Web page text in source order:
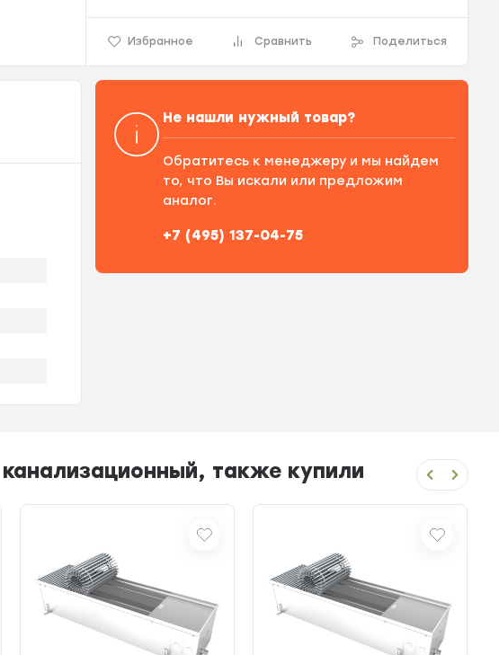
Избранное Сравнить Поделиться
Не нашли нужный товар?
Обратитесь к менеджеру и мы найдем
то, что Вы искали или предложим
аналог.
+7 (495) 137-04-75
также купили